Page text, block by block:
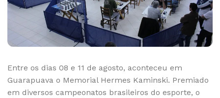
Entre os dias 08 e 11 de agosto, aconteceu em
Guarapuava o Memorial Hermes Kaminski. Premiado
em diversos campeonatos brasileiros do esporte, o